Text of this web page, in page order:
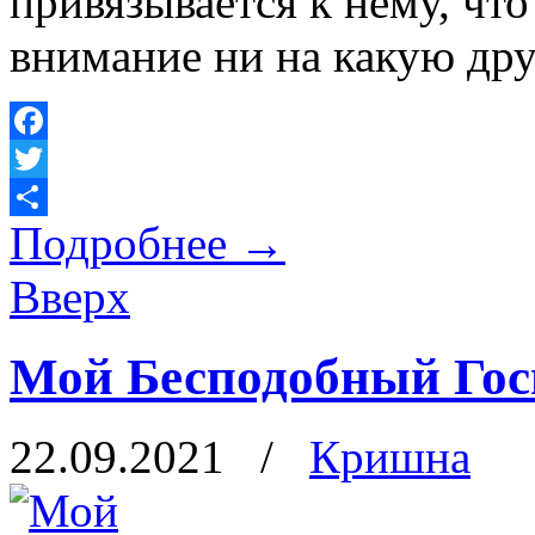
внимание ни на какую
Facebook
Twitter
Отправить
Подробнее →
Вверх
Мой Бесподобный
22.09.2021 / Кришна